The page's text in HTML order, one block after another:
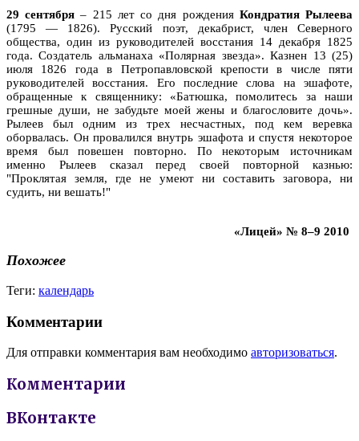
29 сентября– 215 лет со дня рождения Кондратия Рылеева
(1795 — 1826). Русский поэт, декабрист, член Северного
общества, один из руководителей восстания 14 декабря 1825
года. Создатель альманаха «Полярная звезда». Казнен 13 (25)
июля 1826 года в Петропавловской крепости в числе пяти
руководителей восстания. Его последние слова на эшафоте,
обращенные к священнику: «Батюшка, помолитесь за наши
грешные души, не забудьте моей жены и благословите дочь».
Рылеев был одним из трех несчастных, под кем веревка
оборвалась. Он провалился внутрь эшафота и спустя некоторое
время был повешен повторно. По некоторым источникам
именно Рылеев сказал перед своей повторной казнью:
"Проклятая земля, где не умеют ни составить заговора, ни
судить, ни вешать!"
«Лицей» № 8–9 2010
Похожее
Теги: календарь
Комментарии
Для отправки комментария вам необходимо авторизоваться.
Комментарии
ВКонтакте